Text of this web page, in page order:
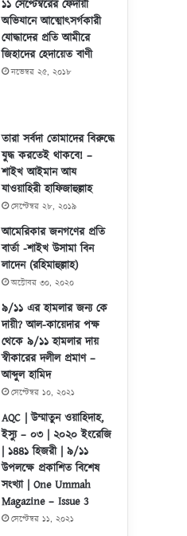
১১ সেপ্টেম্বরের ফেদায়ী
অভিযানে আত্মোৎসর্গকারী
যোদ্ধাদের প্রতি আমীরে
জিহাদের হেদায়েত বাণী
নভেম্বর ২৫, ২০১৮
তারা সর্বদা তোমাদের বিরুদ্ধে
যুদ্ধ করতেই থাকবে! –
শাইখ আইমান আয
যাওয়াহিরী হাফিজাহুল্লাহ
সেপ্টেম্বর ২৮, ২০১৯
আমেরিকার জনগণের প্রতি
বার্তা -শাইখ উসামা বিন
লাদেন (রহিমাহুল্লাহ)
অক্টোবর ৩০, ২০২০
৯/১১ এর হামলার জন্য কে
দায়ী? আল-কায়েদার পক্ষ
থেকে ৯/১১ হামলার দায়
স্বীকারের দলীল প্রমাণ –
আব্দুল হামিদ
সেপ্টেম্বর ১০, ২০২১
AQC | উম্মাতুন ওয়াহিদাহ,
ইস্যু – ০৩ | ২০২০ ইংরেজি
| ১৪৪১ হিজরী | ৯/১১
উপলক্ষে প্রকাশিত বিশেষ
সংখ্যা | One Ummah
Magazine – Issue 3
সেপ্টেম্বর ১১, ২০২১